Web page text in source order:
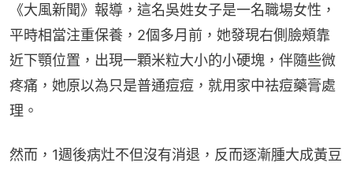
《大風新聞》報導，這名吳姓女子是一名職場女性，
平時相當注重保養，2個多月前，她發現右側臉頰靠
近下顎位置，出現一顆米粒大小的小硬塊，伴隨些微
疼痛，她原以為只是普通痘痘，就用家中祛痘藥膏處
理。
然而，1週後病灶不但沒有消退，反而逐漸腫大成黃豆